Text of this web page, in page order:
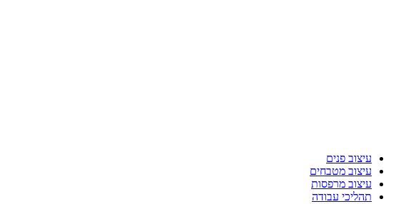
עיצוב פנים
עיצוב מטבחים
עיצוב מרפסות
תהליכי עבודה